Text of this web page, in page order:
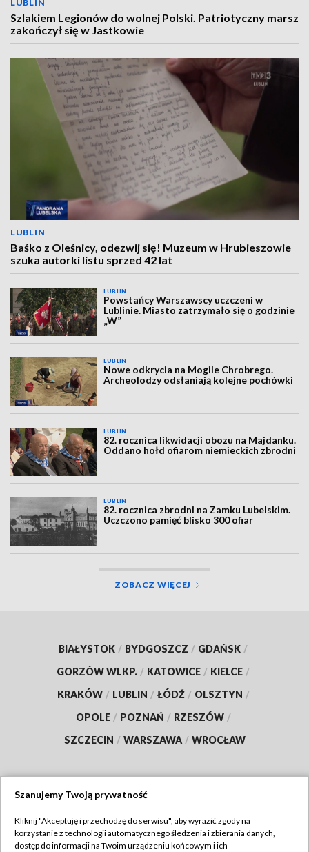
LUBLIN
Szlakiem Legionów do wolnej Polski. Patriotyczny marsz
zakończył się w Jastkowie
LUBLIN
Baśko z Oleśnicy, odezwij się! Muzeum w Hrubieszowie
szuka autorki listu sprzed 42 lat
LUBLIN
Powstańcy Warszawscy uczczeni w
Lublinie. Miasto zatrzymało się o godzinie
„W”
LUBLIN
Nowe odkrycia na Mogile Chrobrego.
Archeolodzy odsłaniają kolejne pochówki
LUBLIN
82. rocznica likwidacji obozu na Majdanku.
Oddano hołd ofiarom niemieckich zbrodni
LUBLIN
82. rocznica zbrodni na Zamku Lubelskim.
Uczczono pamięć blisko 300 ofiar
ZOBACZ WIĘCEJ
BIAŁYSTOK / BYDGOSZCZ / GDAŃSK /
GORZÓW WLKP. / KATOWICE / KIELCE /
KRAKÓW / LUBLIN / ŁÓDŹ / OLSZTYN /
OPOLE / POZNAŃ / RZESZÓW /
SZCZECIN / WARSZAWA / WROCŁAW
TVP
Szanujemy Twoją prywatność
Kliknij "Akceptuję i przechodzę do serwisu", aby wyrazić zgody na
korzystanie z technologii automatycznego śledzenia i zbierania danych,
dostęp do informacji na Twoim urządzeniu końcowym i ich